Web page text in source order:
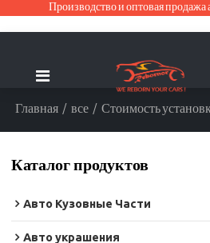
Производство и оптовая продажа
Главная / все / Стоимость
Каталог продуктов
Авто Кузовные Части
Авто украшения